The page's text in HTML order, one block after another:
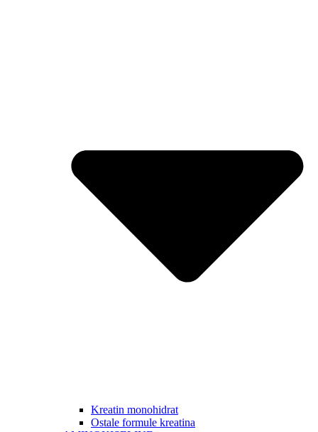
Kreatin monohidrat
Ostale formule kreatina